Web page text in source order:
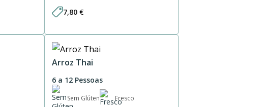
7,80 €
Arroz Thai
6 a 12 Pessoas
Sem Glúten Fresco